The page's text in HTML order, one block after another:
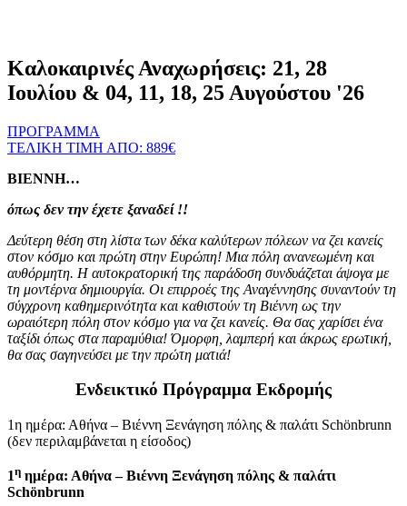
Καλοκαιρινές Αναχωρήσεις: 21, 28
Ιουλίου & 04, 11, 18, 25 Αυγούστου '26
ΠΡΟΓΡΑΜΜΑ
ΤΕΛΙΚΗ ΤΙΜΗ ΑΠΟ: 889€
ΒΙΕΝΝΗ…
όπως δεν την έχετε ξαναδεί !!
Δεύτερη θέση στη λίστα των δέκα καλύτερων πόλεων να ζει κανείς
στον κόσμο και πρώτη στην Ευρώπη! Μια πόλη ανανεωμένη και
αυθόρμητη. Η αυτοκρατορική της παράδοση συνδυάζεται άψογα με
τη μοντέρνα δημιουργία. Οι επιρροές της Αναγέννησης συναντούν τη
σύγχρονη καθημερινότητα και καθιστούν τη Βιέννη ως την
ωραιότερη πόλη στον κόσμο για να ζει κανείς. Θα σας χαρίσει ένα
ταξίδι όπως στα παραμύθια! Όμορφη, λαμπερή και άκρως ερωτική,
θα σας σαγηνεύσει με την πρώτη ματιά!
Ενδεικτικό Πρόγραμμα Εκδρομής
1η ημέρα: Αθήνα – Βιέννη Ξενάγηση πόλης & παλάτι Schönbrunn
(δεν περιλαμβάνεται η είσοδος)
1η ημέρα: Αθήνα – Βιέννη Ξενάγηση πόλης & παλάτι
Schönbrunn